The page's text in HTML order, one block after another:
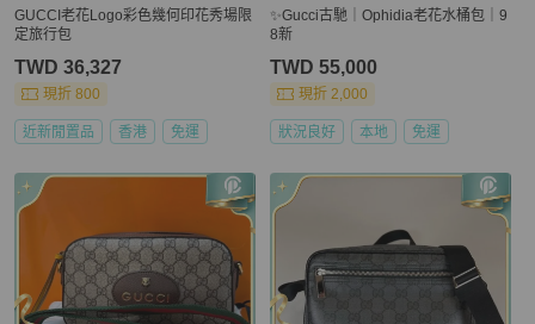
GUCCI老花Logo彩色幾何印花秀場限
定旅行包
TWD 36,327
現折 800
近新閒置品 香港 免運
✨Gucci古馳｜Ophidia老花水桶包｜9
8新
TWD 55,000
現折 2,000
狀況良好 本地 免運